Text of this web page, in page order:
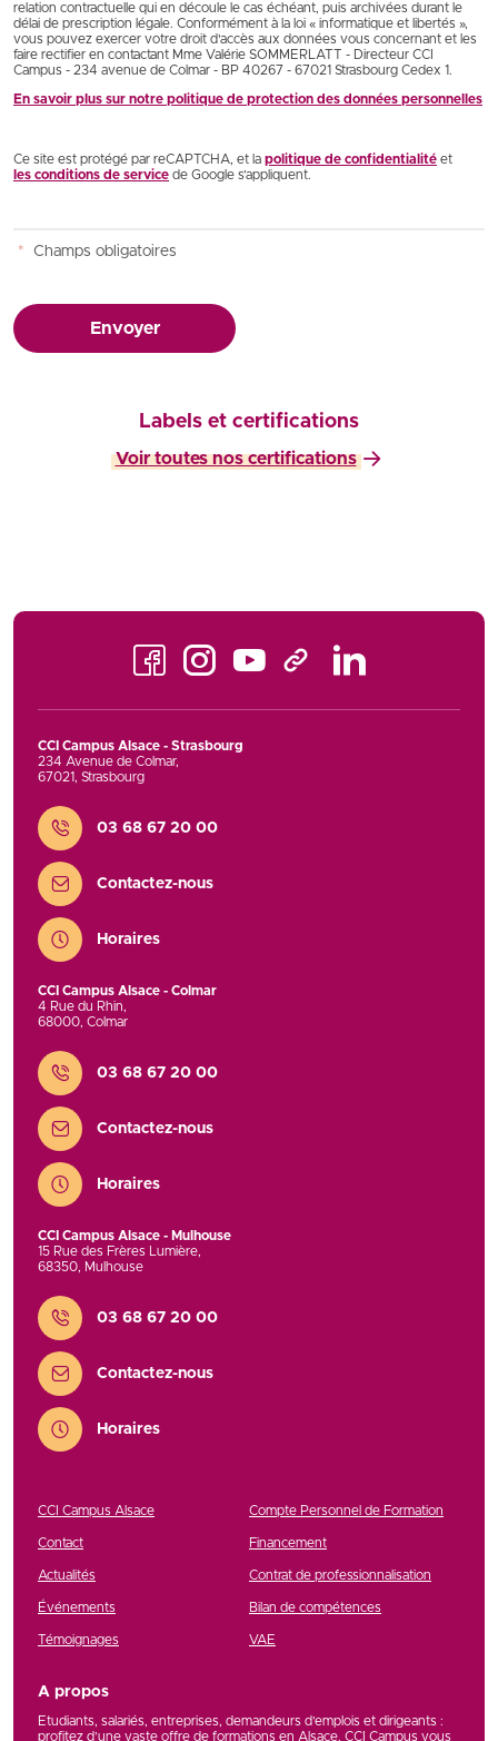
relation contractuelle qui en découle le cas échéant, puis archivées durant le
délai de prescription légale. Conformément à la loi « informatique et libertés »,
vous pouvez exercer votre droit d'accès aux données vous concernant et les
faire rectifier en contactant Mme Valérie SOMMERLATT - Directeur CCI
Campus - 234 avenue de Colmar - BP 40267 - 67021 Strasbourg Cedex 1.
En savoir plus sur notre politique de protection des données personnelles
Ce site est protégé par reCAPTCHA, et la politique de confidentialité et
les conditions de service de Google s’appliquent.
* Champs obligatoires
Envoyer
Labels et certifications
Voir toutes nos certifications
FacebookInstagramYoutube TikTok
CCI Campus Alsace - Strasbourg
234 Avenue de Colmar,
67021, Strasbourg
Contact
03 68 67 20 00
Contactez-nous
Horaires
CCI Campus Alsace - Colmar
4 Rue du Rhin,
68000, Colmar
Contact
03 68 67 20 00
Contactez-nous
Horaires
CCI Campus Alsace - Mulhouse
15 Rue des Frères Lumière,
68350, Mulhouse
Contact
03 68 67 20 00
Contactez-nous
Horaires
CCI Campus Alsace
Contact
Actualités
Événements
Témoignages
Compte Personnel de Formation
Financement
Contrat de professionnalisation
Bilan de compétences
VAE
A propos
Etudiants, salariés, entreprises, demandeurs d’emplois et dirigeants :
profitez d’une vaste offre de formations en Alsace. CCI Campus vous